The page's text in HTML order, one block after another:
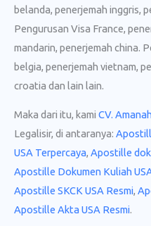
belanda, penerjemah inggris,
Pengurusan Visa France,
mandarin, penerjemah china.
belgia, penerjemah vietnam,
croatia dan lain lain.
Maka dari itu, kami CV.
Legalisir, di antaranya:
USA Terpercaya, Apostille
Apostille Dokumen Kuliah
Apostille SKCK USA Resmi,
Apostille Akta USA Resmi.